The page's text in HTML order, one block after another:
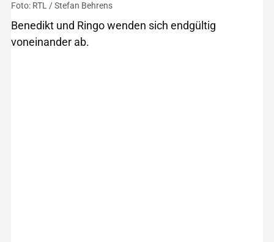
Foto: RTL / Stefan Behrens
Benedikt und Ringo wenden sich endgültig
voneinander ab.